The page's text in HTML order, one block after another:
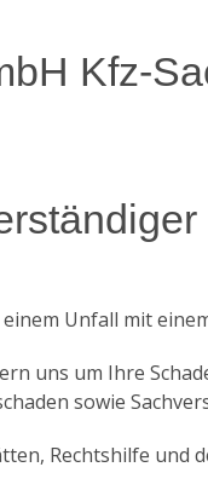
Kfz-
Unfall mit
uns um Ihre
sowie
Rechtshilfe und